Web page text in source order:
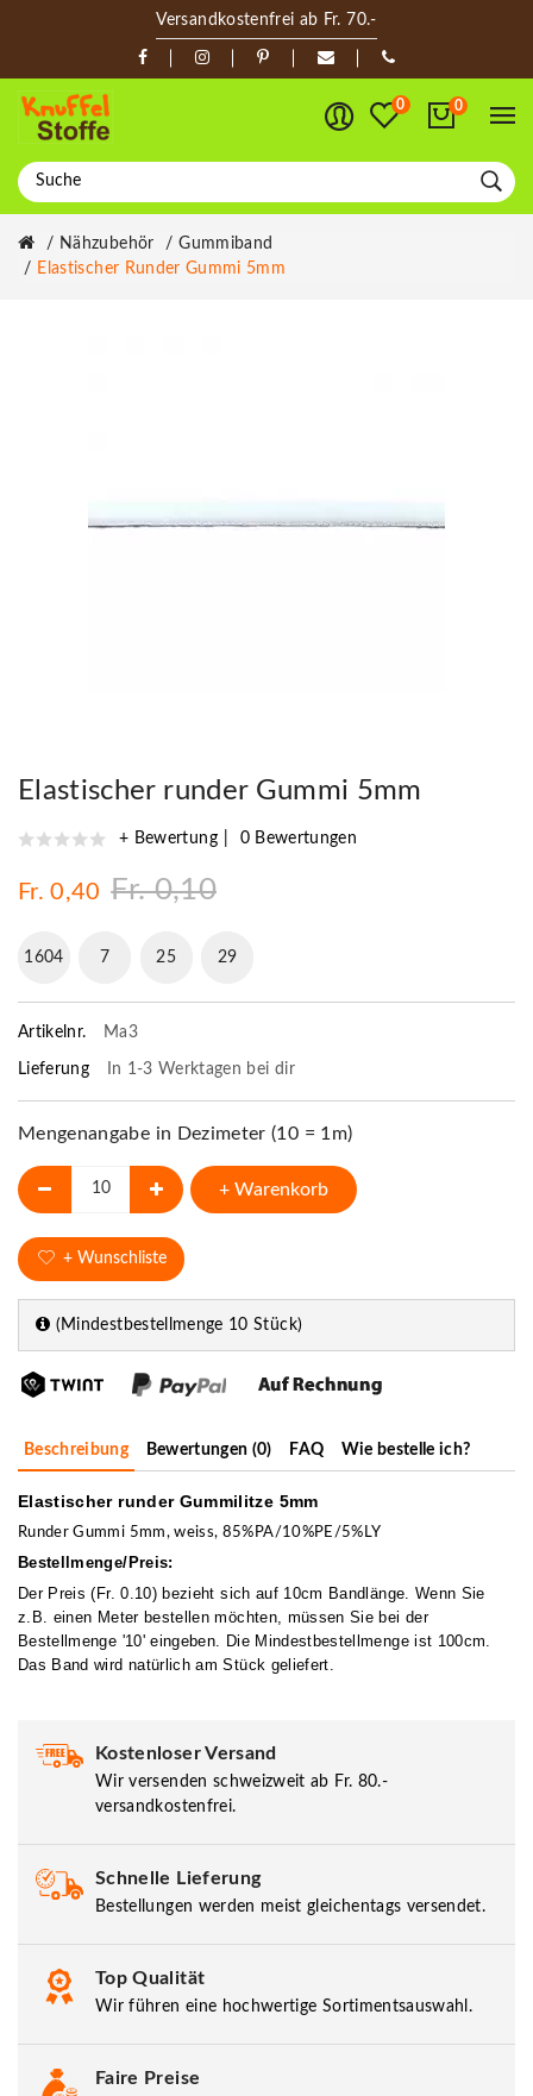
Versandkostenfrei ab Fr. 70.-
0 0
Nähzubehör
Gummiband
Elastischer Runder Gummi 5mm
Elastischer runder Gummi 5mm
+ Bewertung 0 Bewertungen
Fr. 0,40 Fr. 0,10
1604 7 25 28
Artikelnr. Ma3
Lieferung In 1-3 Werktagen bei dir
Mengenangabe in Dezimeter (10 = 1m)
+ Warenkorb
+ Wunschliste
(Mindestbestellmenge 10 Stück)
Beschreibung Bewertungen (0) FAQ Wie bestelle ich?
Elastischer runder Gummilitze 5mm
Runder Gummi 5mm, weiss, 85%PA/10%PE/5%LY
Bestellmenge/Preis:
Der Preis (Fr. 0.10) bezieht sich auf 10cm Bandlänge. Wenn Sie
z.B. einen Meter bestellen möchten, müssen Sie bei der
Bestellmenge '10' eingeben. Die Mindestbestellmenge ist 100cm.
Das Band wird natürlich am Stück geliefert.
Kostenloser Versand
Wir versenden schweizweit ab Fr. 80.-
versandkostenfrei.
Schnelle Lieferung
Bestellungen werden meist gleichentags versendet.
Top Qualität
Wir führen eine hochwertige Sortimentsauswahl.
Faire Preise